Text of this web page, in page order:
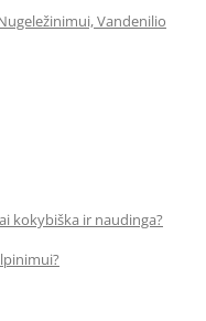
Vandenilio
kokybiška ir naudinga?